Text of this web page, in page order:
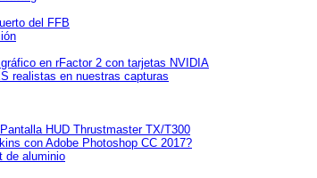
del FFB
en rFactor 2 con tarjetas NVIDIA
realistas en nuestras capturas
HUD Thrustmaster TX/T300
con Adobe Photoshop CC 2017?
de aluminio